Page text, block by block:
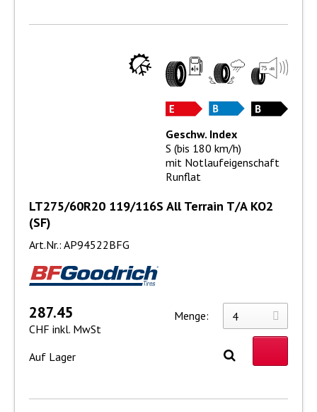
LT275/60R20 119/116S All Terrain T/A KO2
(SF)
Art.Nr.: AP94522BFG
Geschw. Index
S (bis 180 km/h)
mit Notlaufeigenschaft
Runflat
287.45
CHF inkl. MwSt
Menge:
Auf Lager